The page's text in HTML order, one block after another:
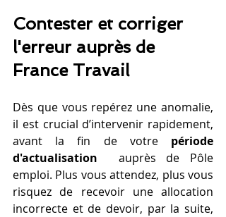
Contester et corriger
l'erreur auprès de
France Travail
Dès que vous repérez une anomalie,
il est crucial d’intervenir rapidement,
avant la fin de votre période
d'actualisation
auprès de Pôle
emploi. Plus vous attendez, plus vous
risquez de recevoir une allocation
incorrecte et de devoir, par la suite,